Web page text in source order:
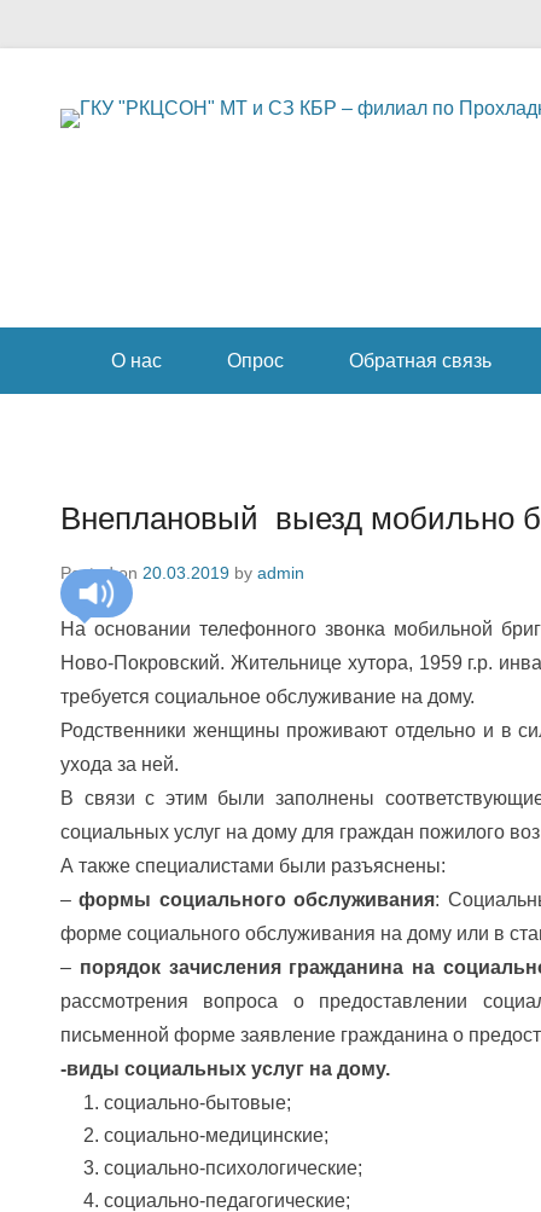
району
О нас
Опрос Обратная связь
Внеплановый выезд мобильно
Posted on 20.03.2019 by admin
На основании телефонного звонка мобильной
Ново-Покровский. Жительнице хутора, 1959 г.р.
требуется социальное обслуживание на дому.
Родственники женщины проживают отдельно и в
ухода за ней.
В связи с этим были заполнены
социальных услуг на дому для граждан пожилого
А также специалистами были разъяснены:
–формы социального обслуживания:
форме социального обслуживания на дому или в
– порядок зачисления гражданина на
рассмотрения вопроса о предоставлении
письменной форме заявление гражданина о
-виды социальных услуг на дому.
социально-бытовые;
социально-медицинские;
социально-психологические;
социально-педагогические;